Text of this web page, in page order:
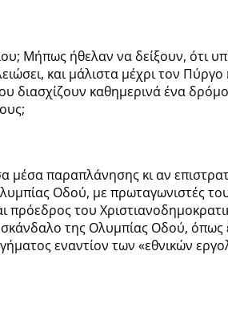
Μήπως ήθελαν να δείξουν, ότι
και μάλιστα μέχρι τον
διασχίζουν καθημερινά ένα
μέσα παραπλάνησης κι αν
Οδού, με πρωταγωνιστές
πρόεδρος του
σκάνδαλο της Ολυμπίας Οδού,
εναντίον των «εθνικών